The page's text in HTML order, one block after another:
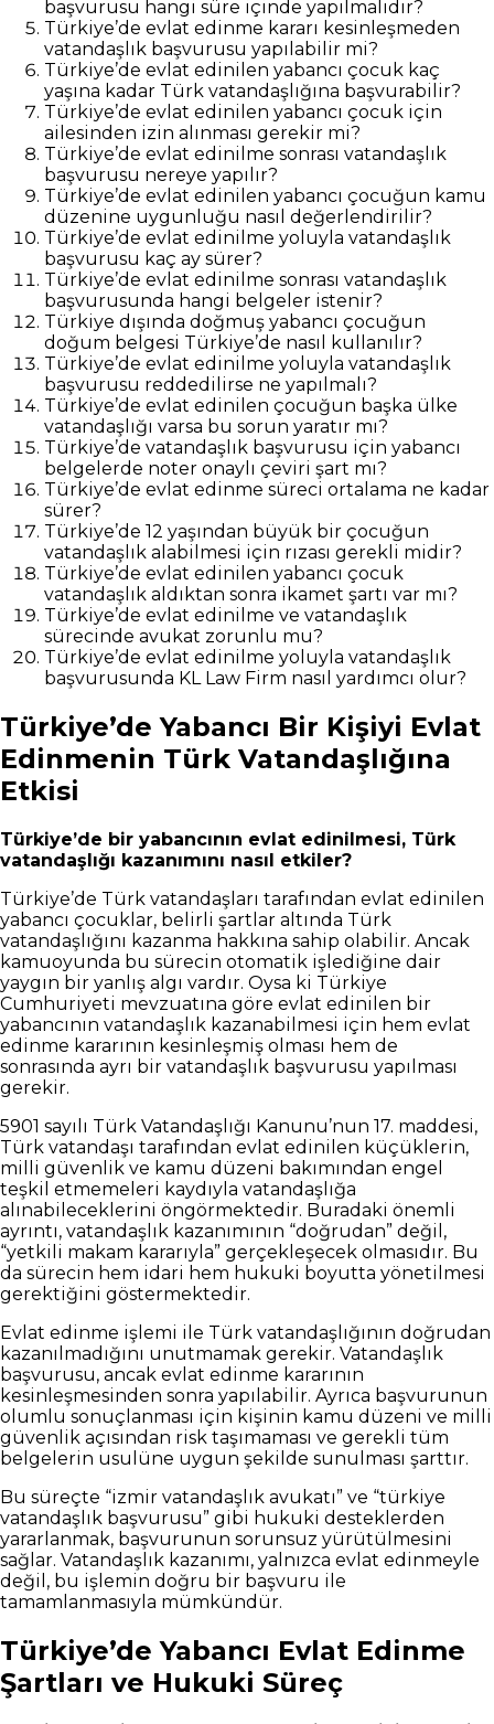
başvurusu hangi süre içinde yapılmalıdır?
Türkiye’de evlat edinme kararı kesinleşmeden
vatandaşlık başvurusu yapılabilir mi?
Türkiye’de evlat edinilen yabancı çocuk kaç
yaşına kadar Türk vatandaşlığına başvurabilir?
Türkiye’de evlat edinilen yabancı çocuk için
ailesinden izin alınması gerekir mi?
Türkiye’de evlat edinilme sonrası vatandaşlık
başvurusu nereye yapılır?
Türkiye’de evlat edinilen yabancı çocuğun kamu
düzenine uygunluğu nasıl değerlendirilir?
Türkiye’de evlat edinilme yoluyla vatandaşlık
başvurusu kaç ay sürer?
Türkiye’de evlat edinilme sonrası vatandaşlık
başvurusunda hangi belgeler istenir?
Türkiye dışında doğmuş yabancı çocuğun
doğum belgesi Türkiye’de nasıl kullanılır?
Türkiye’de evlat edinilme yoluyla vatandaşlık
başvurusu reddedilirse ne yapılmalı?
Türkiye’de evlat edinilen çocuğun başka ülke
vatandaşlığı varsa bu sorun yaratır mı?
Türkiye’de vatandaşlık başvurusu için yabancı
belgelerde noter onaylı çeviri şart mı?
Türkiye’de evlat edinme süreci ortalama ne kadar
sürer?
Türkiye’de 12 yaşından büyük bir çocuğun
vatandaşlık alabilmesi için rızası gerekli midir?
Türkiye’de evlat edinilen yabancı çocuk
vatandaşlık aldıktan sonra ikamet şartı var mı?
Türkiye’de evlat edinilme ve vatandaşlık
sürecinde avukat zorunlu mu?
Türkiye’de evlat edinilme yoluyla vatandaşlık
başvurusunda KL Law Firm nasıl yardımcı olur?
Türkiye’de Yabancı Bir Kişiyi Evlat
Edinmenin Türk Vatandaşlığına
Etkisi
Türkiye’de bir yabancının evlat edinilmesi, Türk
vatandaşlığı kazanımını nasıl etkiler?
Türkiye’de Türk vatandaşları tarafından evlat edinilen
yabancı çocuklar, belirli şartlar altında Türk
vatandaşlığını kazanma hakkına sahip olabilir. Ancak
kamuoyunda bu sürecin otomatik işlediğine dair
yaygın bir yanlış algı vardır. Oysa ki Türkiye
Cumhuriyeti mevzuatına göre evlat edinilen bir
yabancının vatandaşlık kazanabilmesi için hem evlat
edinme kararının kesinleşmiş olması hem de
sonrasında ayrı bir vatandaşlık başvurusu yapılması
gerekir.
5901 sayılı Türk Vatandaşlığı Kanunu’nun 17. maddesi,
Türk vatandaşı tarafından evlat edinilen küçüklerin,
milli güvenlik ve kamu düzeni bakımından engel
teşkil etmemeleri kaydıyla vatandaşlığa
alınabileceklerini öngörmektedir. Buradaki önemli
ayrıntı, vatandaşlık kazanımının “doğrudan” değil,
“yetkili makam kararıyla” gerçekleşecek olmasıdır. Bu
da sürecin hem idari hem hukuki boyutta yönetilmesi
gerektiğini göstermektedir.
Evlat edinme işlemi ile Türk vatandaşlığının doğrudan
kazanılmadığını unutmamak gerekir. Vatandaşlık
başvurusu, ancak evlat edinme kararının
kesinleşmesinden sonra yapılabilir. Ayrıca başvurunun
olumlu sonuçlanması için kişinin kamu düzeni ve milli
güvenlik açısından risk taşımaması ve gerekli tüm
belgelerin usulüne uygun şekilde sunulması şarttır.
Bu süreçte “izmir vatandaşlık avukatı” ve “türkiye
vatandaşlık başvurusu” gibi hukuki desteklerden
yararlanmak, başvurunun sorunsuz yürütülmesini
sağlar. Vatandaşlık kazanımı, yalnızca evlat edinmeyle
değil, bu işlemin doğru bir başvuru ile
tamamlanmasıyla mümkündür.
Türkiye’de Yabancı Evlat Edinme
Şartları ve Hukuki Süreç